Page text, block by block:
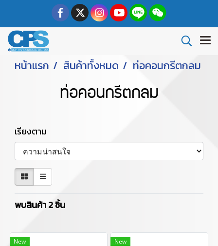
หน้าแรก สินค้าทั้งหมด ท่อคอนกรีตกลม
ท่อคอนกรีตกลม
เรียงตาม
พบสินค้า 2 ชิ้น
New New